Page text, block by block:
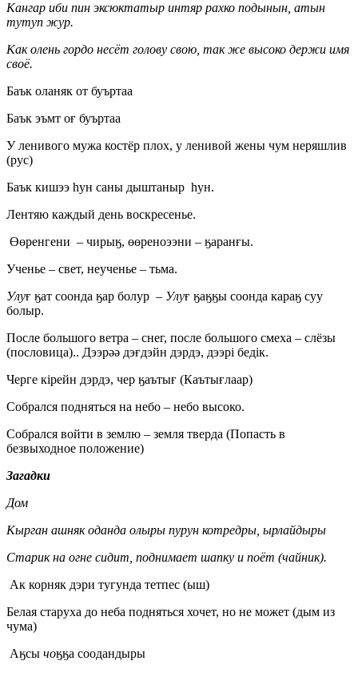
Кангар иби пин эксюктатыр интяр рахко подынын, атын
тутуп жур.
Как олень гордо несёт голову свою, так же высоко держи имя
своё.
Баък оланяк от буъртаа
Баък эъмт оғ буъртаа
У ленивого мужа костёр плох, у ленивой жены чум неряшлив
(рус)
Баък кишээ hун саны дыштаныр hун.
Лентяю каждый день воскресенье.
Өөренгени – чирыӄ, өөреноээни – ӄаранғы.
Ученье – свет, неученье – тьма.
Улуғ ӄат соонда ӄар болур – Улуғ ӄаӄӄы соонда караӄ суу
болыр.
После большого ветра – снег, после большого смеха – слёзы
(пословица).. Дээрәә дэғдэйн дэрдэ, дээрі бедік.
Черге кірейн дэрдэ, чер ӄаътығ (Каътығлаар)
Собрался подняться на небо – небо высоко.
Собрался войти в землю – земля тверда (Попасть в
безвыходное положение)
Загадки
Дом
Кырган ашняк оданда олыры пурун котредры, ырлайдыры
Старик на огне сидит, поднимает шапку и поёт (чайник).
Ак корняк дэри тугунда тетпес (ыш)
Белая старуха до неба подняться хочет, но не может (дым из
чума)
Аӄсы чоӄӄа соодандыры